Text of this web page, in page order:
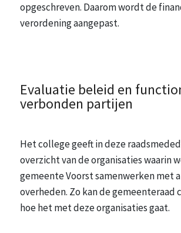
opgeschreven. Daarom wordt de
verordening aangepast.
Evaluatie beleid en
verbonden partijen
Het college geeft in deze
overzicht van de organisaties waarin
gemeente Voorst samenwerken met
overheden. Zo kan de gemeenteraad
hoe het met deze organisaties gaat.